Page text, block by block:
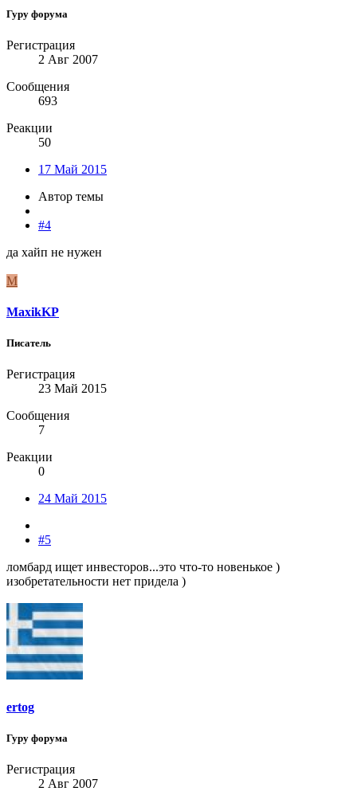
Гуру форума
Регистрация
2 Авг 2007
Сообщения
693
Реакции
50
17 Май 2015
Автор темы
#4
да хайп не нужен
M
MaxikKP
Писатель
Регистрация
23 Май 2015
Сообщения
7
Реакции
0
24 Май 2015
#5
ломбард ищет инвесторов...это что-то новенькое )
изобретательности нет придела )
ertog
Гуру форума
Регистрация
2 Авг 2007